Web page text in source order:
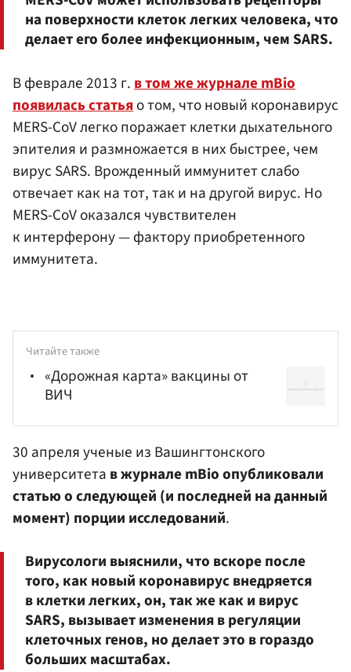
на поверхности клеток легких человека, что
делает его более инфекционным, чем SARS.
В феврале 2013 г.в том же журнале mBio
появилась статьяо том, что новый коронавирус
MERS-CoV легко поражает клетки дыхательного
эпителия и размножается в них быстрее, чем
вирус SARS. Врожденный иммунитет слабо
отвечает как на тот, так и на другой вирус. Но
MERS-CoV оказался чувствителен
к интерферону — фактору приобретенного
иммунитета.
Читайте также
«Дорожная карта» вакцины от
ВИЧ
30 апреля ученые из Вашингтонского
университета в журнале mBio опубликовали
статью о следующей (и последней на данный
момент) порции исследований.
Вирусологи выяснили, что вскоре после
того, как новый коронавирус внедряется
в клетки легких, он, так же как и вирус
SARS, вызывает изменения в регуляции
клеточных генов, но делает это в гораздо
больших масштабах.